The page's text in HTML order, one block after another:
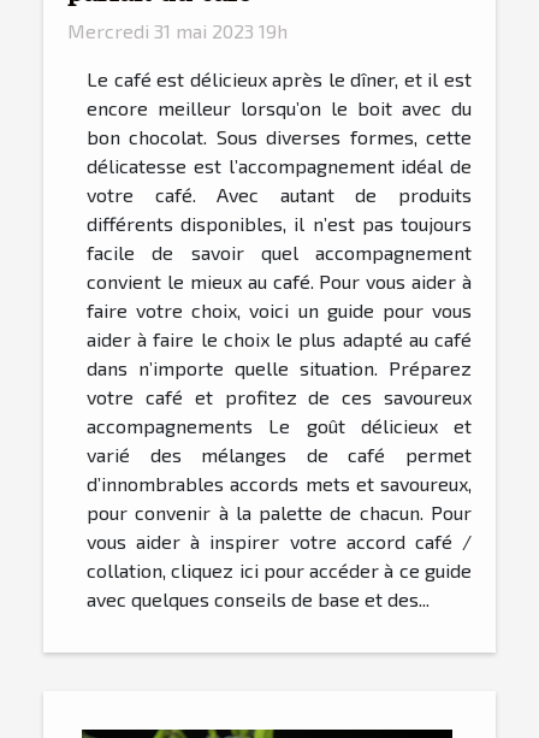
Mercredi 31 mai 2023 19h
Le café est délicieux après le dîner, et il est
encore meilleur lorsqu’on le boit avec du
bon chocolat. Sous diverses formes, cette
délicatesse est l’accompagnement idéal de
votre café. Avec autant de produits
différents disponibles, il n’est pas toujours
facile de savoir quel accompagnement
convient le mieux au café. Pour vous aider à
faire votre choix, voici un guide pour vous
aider à faire le choix le plus adapté au café
dans n’importe quelle situation. Préparez
votre café et profitez de ces savoureux
accompagnements Le goût délicieux et
varié des mélanges de café permet
d’innombrables accords mets et savoureux,
pour convenir à la palette de chacun. Pour
vous aider à inspirer votre accord café /
collation, cliquez ici pour accéder à ce guide
avec quelques conseils de base et des...